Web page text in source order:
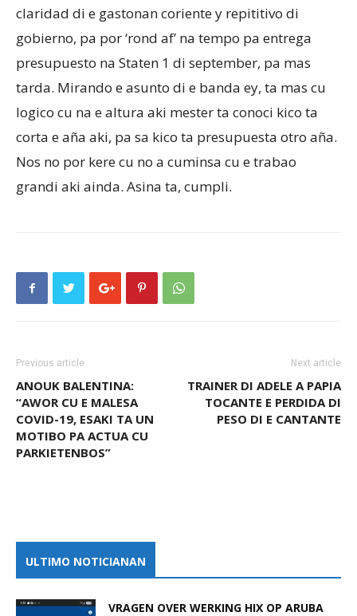
claridad di e gastonan coriente y repititivo di
gobierno, pa por ‘rond af’ na tempo pa entrega
presupuesto na Staten 1 di september, pa mas
tarda. Mirando e asunto di e banda ey, ta mas cu
logico cu na e altura aki mester ta conoci kico ta
corta e aña aki, pa sa kico ta presupuesta otro aña.
Nos no por kere cu no a cuminsa cu e trabao
grandi aki ainda. Asina ta, cumpli.
Previous article
ANOUK BALENTINA:
“AWOR CU E MALESA
COVID-19, ESAKI TA UN
MOTIBO PA ACTUA CU
PARKIETENBOS”
Next article
TRAINER DI ADELE A PAPIA
TOCANTE E PERDIDA DI
PESO DI E CANTANTE
ULTIMO NOTICIANAN
VRAGEN OVER WERKING HIX OP ARUBA